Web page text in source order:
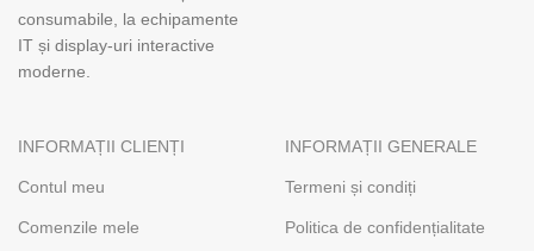
consumabile, la echipamente
IT și display-uri interactive
moderne.
INFORMAȚII CLIENȚI
Contul meu
Comenzile mele
INFORMAȚII GENERALE
Termeni și condiți
Politica de confidențialitate